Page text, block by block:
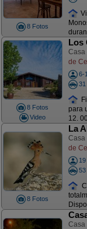
8 Fotos
8 Fotos
Video
Los
Casa
de
6-
31
para
12.
8 Fotos
La
Casa
de
53
Casa